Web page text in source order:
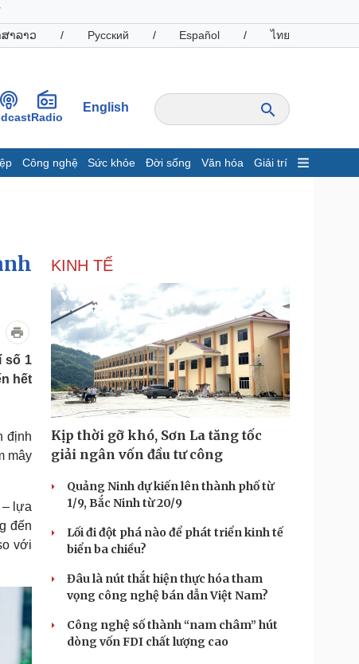
າລາວ / Русский / Español / ไทย
Radio
English
Công nghệ Sức khỏe Đời sống Văn hóa Giải trí
Giá cà phê
nghiệp
Thông tin doanh nghiệp
Doanh nghiệp 24h
nhân
Vì cộng đồng
Công nghệ
Sành điệu
Tin Công nghệ
Trải nghiệm
Chuyển đổi số
lịch
Tư vấn
Podcast
Câu chuyện thời sự
Đọc truyện đêm khuya
Cửa sổ tình yêu
Hạt giống tâm hồn
số 1
hết
định
mây
– lựa
đến
với
KINH TẾ
Kịp thời gỡ khó, Sơn La tăng tốc
giải ngân vốn đầu tư công
Quảng Ninh dự kiến lên thành phố từ
1/9, Bắc Ninh từ 20/9
Lối đi đột phá nào để phát triển kinh tế
biển ba chiều?
Đâu là nút thắt hiện thực hóa tham
vọng công nghệ bán dẫn Việt Nam?
Công nghệ số thành “nam châm” hút
dòng vốn FDI chất lượng cao